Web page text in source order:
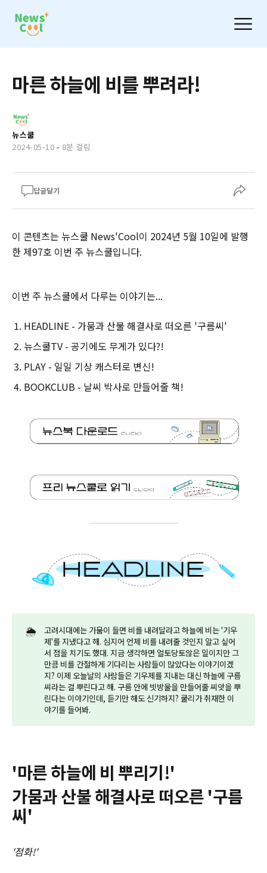
마른 하늘에 비를 뿌려라!
뉴스쿨
2024-05-10 - 8분 걸림
답글달기
이 콘텐츠는 뉴스쿨 News'Cool이 2024년 5월 10일에 발행
한 제97호 이번 주 뉴스쿨입니다.‌
이번 주 뉴스쿨에서 다루는 이야기는...
HEADLINE - 가뭄과 산불 해결사로 떠오른 '구름씨'
뉴스쿨TV - 공기에도 무게가 있다?!
PLAY - 일일 기상 캐스터로 변신!
BOOKCLUB - 날씨 박사로 만들어줄 책!
🌦️
고려시대에는 가뭄이 들면 비를 내려달라고 하늘에 비는 '기우
제'를 지냈다고 해. 심지어 언제 비를 내려줄 것인지 알고 싶어
서 점을 치기도 했대. 지금 생각하면 얼토당토않은 일이지만 그
만큼 비를 간절하게 기다리는 사람들이 많았다는 이야기이겠
지? 이제 오늘날의 사람들은 기우제를 지내는 대신 하늘에 구름
씨라는 걸 뿌린다고 해. 구름 안에 빗방울을 만들어줄 씨앗을 뿌
린다는 이야기인데, 듣기만 해도 신기하지? 쿨리가 취재한 이
야기를 들어봐.
'마른 하늘에 비 뿌리기!'
가뭄과 산불 해결사로 떠오른 '구름
씨'
'점화!'